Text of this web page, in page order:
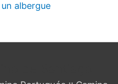
albergue